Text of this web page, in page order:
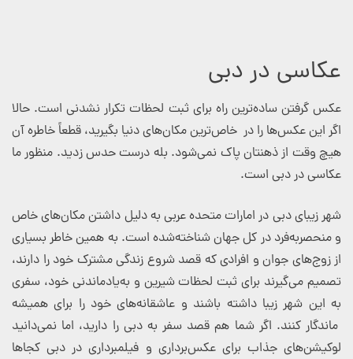
عکاسی در دبی
عکس گرفتن ساده‌ترین راه برای ثبت لحظات تکرار نشدنی است. حالا
اگر این عکس‌ها را در خاص‌ترین مکان‌های دنیا بگیرید، قطعاً خاطره آن
هیچ وقت از ذهنتان پاک نمی‌شود. بله درست حدس زدید. منظور ما
عکاسی در دبی است.
شهر زیبای دبی در امارات متحده عربی به دلیل داشتن مکان‌های خاص
و منحصربه‌فرد در کل جهان شناخته‌شده است. به همین خاطر بسیاری
از زوج‌های جوان و افرادی که قصد شروع زندگی مشترک خود را دارند،
تصمیم می‌گیرند برای ثبت لحظات شیرین و به‌یادماندنی خود، سفری
به این شهر زیبا داشته باشند و عاشقانه‌های خود را برای همیشه
ماندگار کنند. اگر شما هم قصد سفر به دبی را دارید، اما نمی‌دانید
لوکیشن‌های جذاب برای عکس‌برداری و فیلمبرداری در دبی کجاها